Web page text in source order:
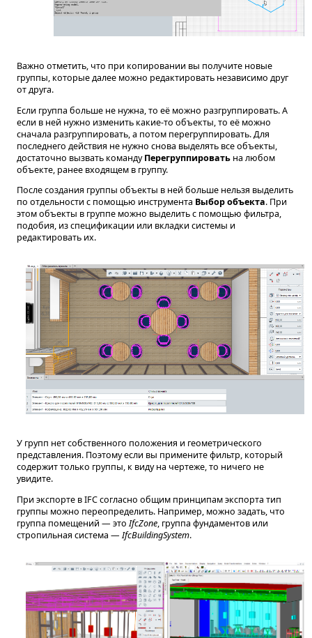
Важно отметить, что при копировании вы получите новые
группы, которые далее можно редактировать независимо друг
от друга.
Если группа больше не нужна, то её можно разгруппировать. А
если в ней нужно изменить какие-то объекты, то её можно
сначала разгруппировать, а потом перегруппировать. Для
последнего действия не нужно снова выделять все объекты,
достаточно вызвать командуПерегруппировать на любом
объекте, ранее входящем в группу.
После создания группы объекты в ней больше нельзя выделить
по отдельности с помощью инструмента Выбор объекта. При
этом объекты в группе можно выделить с помощью фильтра,
подобия, из спецификации или вкладки системы и
редактировать их.
У групп нет собственного положения и геометрического
представления. Поэтому если вы примените фильтр, который
содержит только группы, к виду на чертеже, то ничего не
увидите.
При экспорте в IFC согласно общим принципам экспорта тип
группы можно переопределить. Например, можно задать, что
группа помещений — этоIfcZone, группа фундаментов или
стропильная система —IfcBuildingSystem.